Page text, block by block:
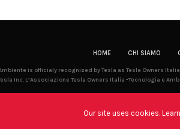
HOME CHI SIAMO
is officialy recognized by Tesla as Tesla Owners
Inc. L’Associazione Tesla Owners Italia -Tecnologia e
Our site uses cookies.